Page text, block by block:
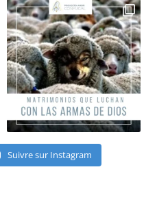
Suivre sur Instagram